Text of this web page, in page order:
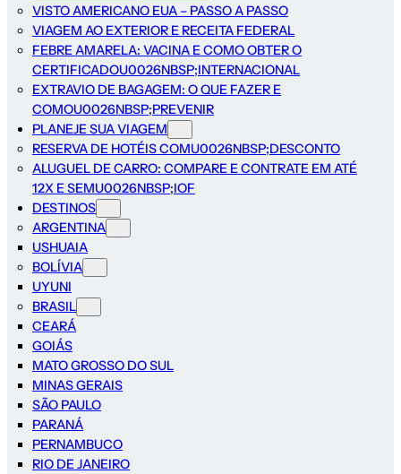
VISTO AMERICANO EUA – PASSO A PASSO
VIAGEM AO EXTERIOR E RECEITA FEDERAL
FEBRE AMARELA: VACINA E COMO OBTER O
CERTIFICADOU0026NBSP;INTERNACIONAL
EXTRAVIO DE BAGAGEM: O QUE FAZER E
COMOU0026NBSP;PREVENIR
PLANEJE SUA VIAGEM
RESERVA DE HOTÉIS COMU0026NBSP;DESCONTO
ALUGUEL DE CARRO: COMPARE E CONTRATE EM ATÉ
12X E SEMU0026NBSP;IOF
DESTINOS
ARGENTINA
USHUAIA
BOLÍVIA
UYUNI
BRASIL
CEARÁ
GOIÁS
MATO GROSSO DO SUL
MINAS GERAIS
SÃO PAULO
PARANÁ
PERNAMBUCO
RIO DE JANEIRO